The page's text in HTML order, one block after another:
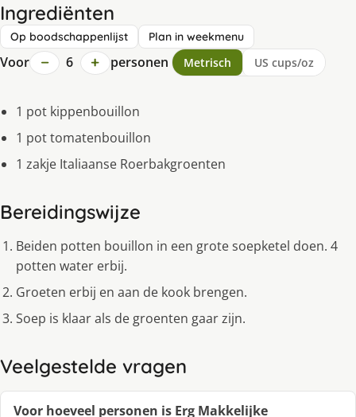
Ingrediënten
Op boodschappenlijst Plan in weekmenu
Voor − 6 + personen Metrisch US cups/oz
1 pot kippenbouillon
1 pot tomatenbouillon
1 zakje Italiaanse Roerbakgroenten
Bereidingswijze
Beiden potten bouillon in een grote soepketel doen. 4
potten water erbij.
Groeten erbij en aan de kook brengen.
Soep is klaar als de groenten gaar zijn.
Veelgestelde vragen
Voor hoeveel personen is Erg Makkelijke